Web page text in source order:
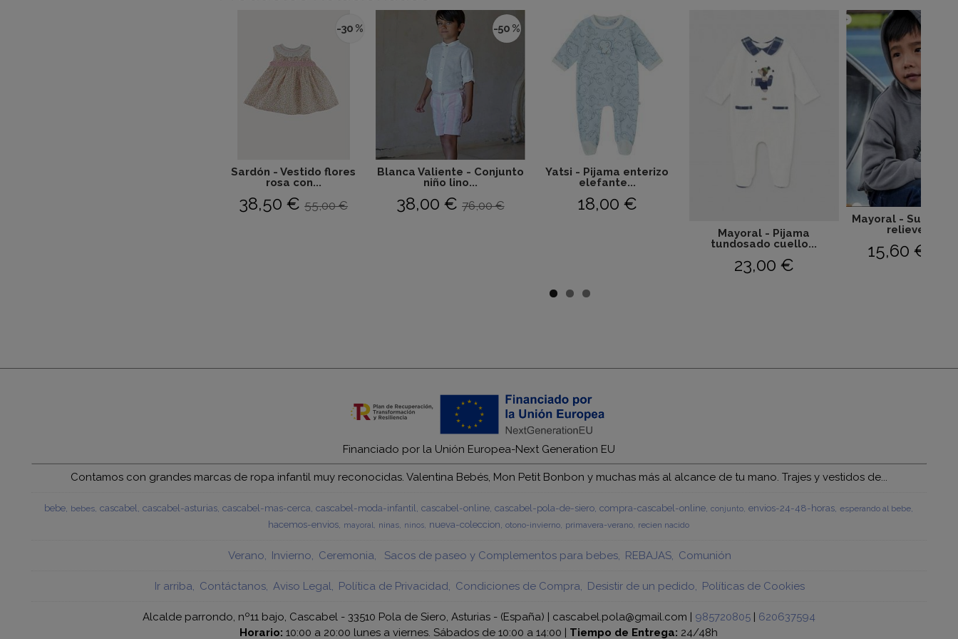
-30 %
Sardón - Vestido flores
rosa con...
38,50 €55,00 €
-50 %
Blanca Valiente - Conjunto
niño lino...
38,00 € 76,00 €
Yatsi - Pijama enterizo
elefante...
18,00 €
Mayoral - Pijama
tundosado cuello...
23,00 €
Mayoral -
relieve 4407
15,60 €
Financiado por la Unión Europea-Next Generation EU
Contamos con grandes marcas de ropa infantil muy reconocidas. Valentina Bebés, Mon Petit Bonbon y muchas más al alcance de tu mano. Trajes y vestidos de...
bebe bebes cascabel cascabel-asturias cascabel-mas-cerca cascabel-moda-infantil cascabel-online cascabel-pola-de-siero compra-cascabel-online conjunto envios-24-48-horas esperando al bebe
hacemos-envios mayoral ninas ninos nueva-coleccion otono-invierno primavera-verano recien nacido
Verano Invierno Ceremonia Sacos de paseo y Complementos para bebes REBAJAS Comunión
Ir arriba Contáctanos Aviso Legal Política de Privacidad Condiciones de Compra Desistir de un pedido Políticas de Cookies
Alcalde parrondo, nº11 bajo, Cascabel - 33510 Pola de Siero, Asturias - (España) | cascabel.pola@gmail.com | 985720805| 620637594
Horario:10:00 a 20:00 lunes a viernes. Sábados de 10:00 a 14:00 | Tiempo de Entrega: 24/48h